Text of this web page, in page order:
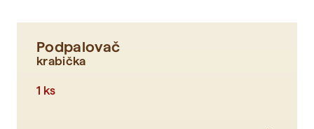
Podpalovač
krabička
1 ks